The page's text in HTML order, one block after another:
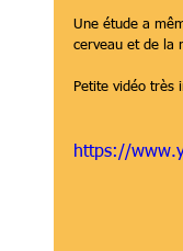
Une étude a
cerveau et de la
Petite vidéo très
https://